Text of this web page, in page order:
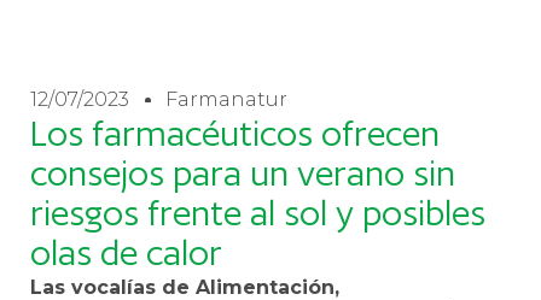
12/07/2023 Farmanatur
Los farmacéuticos ofrecen
consejos para un verano sin
riesgos frente al sol y posibles
olas de calor
Las vocalías de Alimentación,